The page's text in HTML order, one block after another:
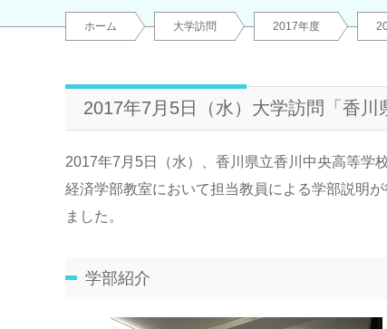
ホーム 大学訪問 2017年度
2017年7月5日（水）大学訪問「香
2017年7月5日（水）、香川県立香川中央高等学
経済学部教室において担当教員による学部説明
ました。
学部紹介